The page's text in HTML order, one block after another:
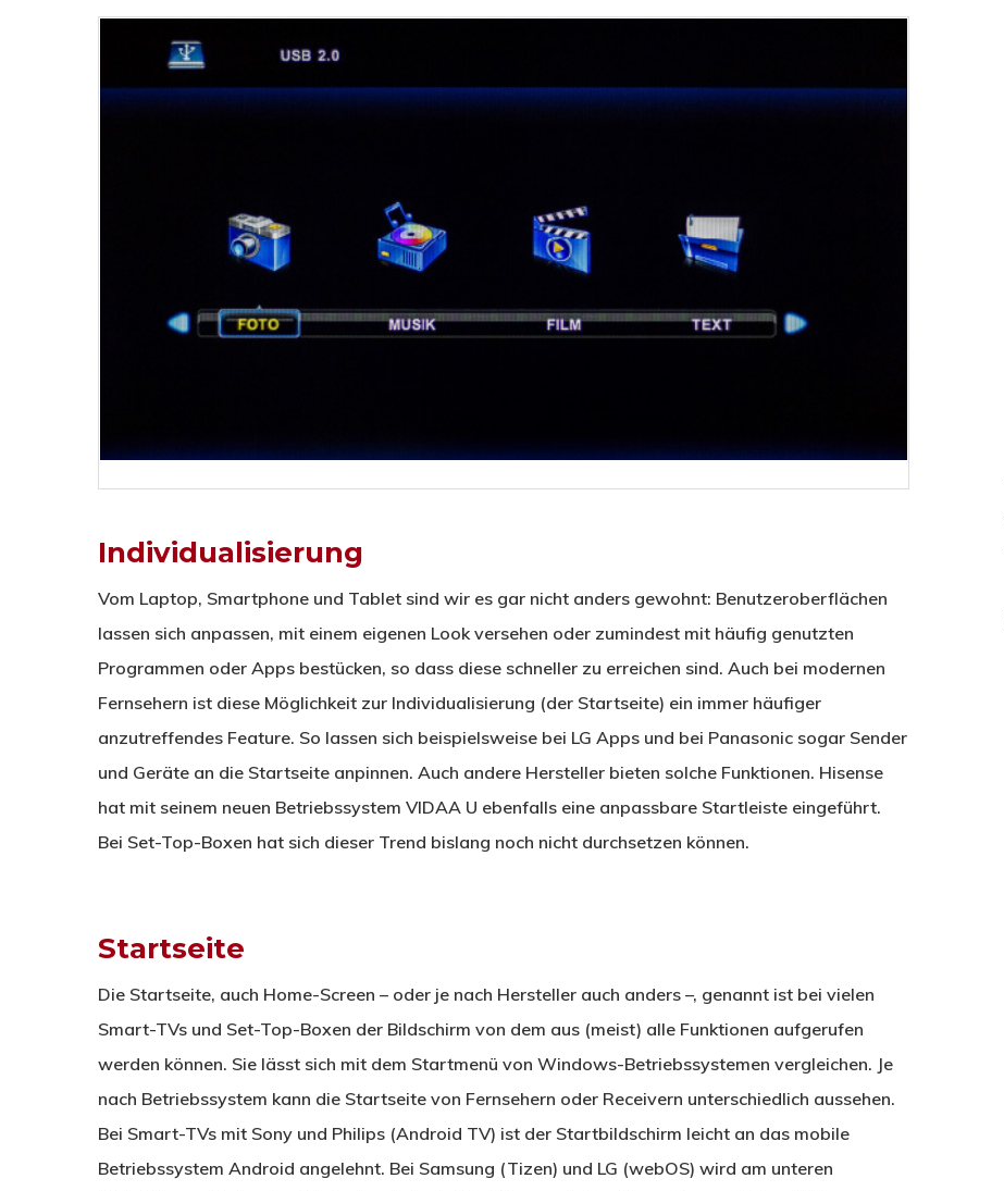
Individualisierung
Vom Laptop, Smartphone und Tablet sind wir es gar nicht anders gewohnt: Benutzeroberflächen
lassen sich anpassen, mit einem eigenen Look versehen oder zumindest mit häufig genutzten
Programmen oder Apps bestücken, so dass diese schneller zu erreichen sind. Auch bei modernen
Fernsehern ist diese Möglichkeit zur Individualisierung (der Startseite) ein immer häufiger
anzutreffendes Feature. So lassen sich beispielsweise bei LG Apps und bei Panasonic sogar Sender
und Geräte an die Startseite anpinnen. Auch andere Hersteller bieten solche Funktionen. Hisense
hat mit seinem neuen Betriebssystem VIDAA U ebenfalls eine anpassbare Startleiste eingeführt.
Bei Set-Top-Boxen hat sich dieser Trend bislang noch nicht durchsetzen können.
Startseite
Die Startseite, auch Home-Screen – oder je nach Hersteller auch anders –, genannt ist bei vielen
Smart-TVs und Set-Top-Boxen der Bildschirm von dem aus (meist) alle Funktionen aufgerufen
werden können. Sie lässt sich mit dem Startmenü von Windows-Betriebssystemen vergleichen. Je
nach Betriebssystem kann die Startseite von Fernsehern oder Receivern unterschiedlich aussehen.
Bei Smart-TVs mit Sony und Philips (Android TV) ist der Startbildschirm leicht an das mobile
Betriebssystem Android angelehnt. Bei Samsung (Tizen) und LG (webOS) wird am unteren